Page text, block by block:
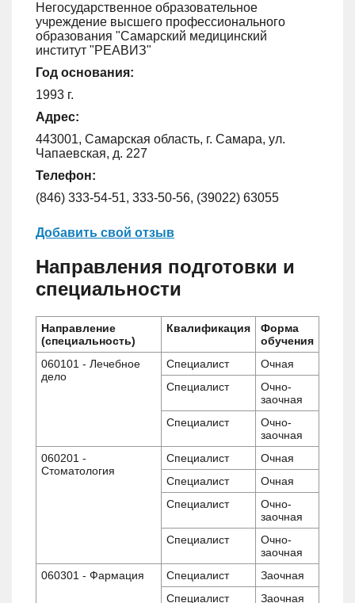
Негосударственное образовательное
учреждение высшего профессионального
образования "Самарский медицинский
институт "РЕАВИЗ"
Год основания:
1993 г.
Адрес:
443001, Самарская область, г. Самара, ул.
Чапаевская, д. 227
Телефон:
(846) 333-54-51, 333-50-56, (39022) 63055
Добавить свой отзыв
Направления подготовки и
специальности
Направление
(специальность)
Квалификация
Форма
обучения
060101 - Лечебное
дело
Специалист
Очная
Специалист
Очно-
заочная
Специалист
Очно-
заочная
060201 -
Стоматология
Специалист
Очная
Специалист
Очная
Специалист
Очно-
заочная
Специалист
Очно-
заочная
060301 - Фармация
Специалист
Заочная
Специалист
Заочная